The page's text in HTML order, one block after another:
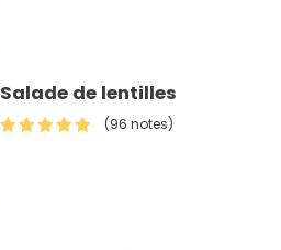
Salade de lentilles
(96 notes)